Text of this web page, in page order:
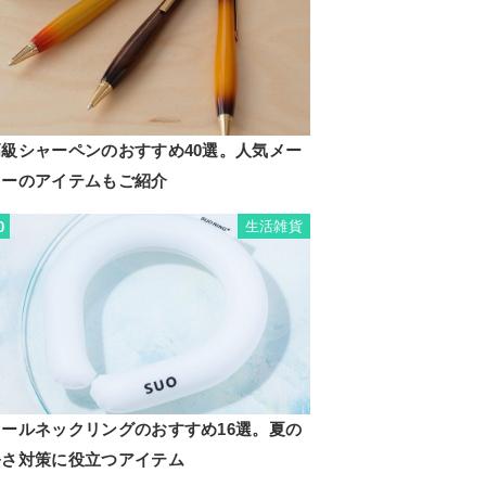
シャーペンのおすすめ40選。人気メー
のアイテムもご紹介
生活雑貨
ルネックリングのおすすめ16選。夏の
対策に役立つアイテム